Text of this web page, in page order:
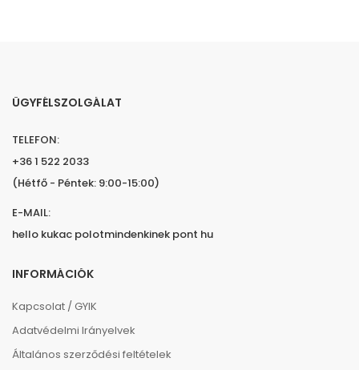
ÜGYFÉLSZOLGÁLAT
TELEFON:
+36 1 522 2033
(Hétfő - Péntek: 9:00-15:00)
E-MAIL:
hello kukac polotmindenkinek pont hu
INFORMÁCIÓK
Kapcsolat / GYIK
Adatvédelmi Irányelvek
Általános szerződési feltételek